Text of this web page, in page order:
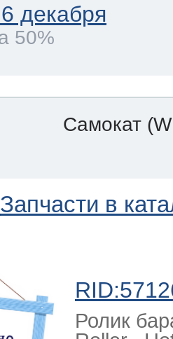
декабря
50%
Самокат
Запчасти в
Ролик